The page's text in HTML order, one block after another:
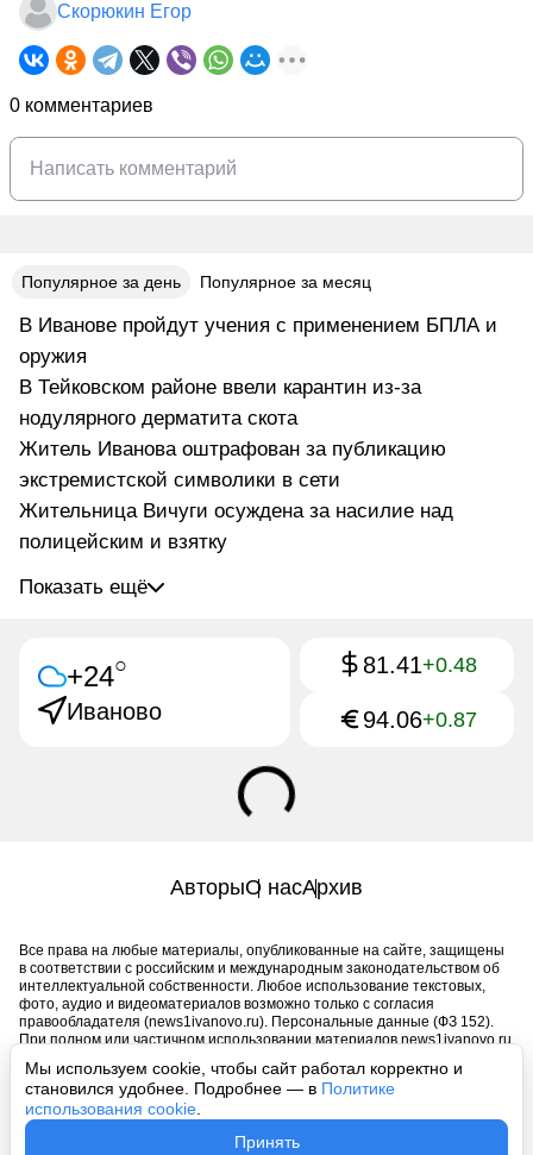
Мы используем cookie, чтобы сайт работал корректно и
становился удобнее. Подробнее — в Политике
использования cookie
Принять
Скорюкин Егор
0 комментариев
Популярное за день Популярное за месяц
В Иванове пройдут учения с применением БПЛА и
оружия
В Тейковском районе ввели карантин из-за
нодулярного дерматита скота
Житель Иванова оштрафован за публикацию
экстремистской символики в сети
Жительница Вичуги осуждена за насилие над
полицейским и взятку
Показать ещё
+24○
Иваново
81.41+0.48
94.06+0.87
АвторыО насАрхив
Все права на любые материалы, опубликованные на сайте, защищены
в соответствии с российским и международным законодательством об
интеллектуальной собственности. Любое использование текстовых,
фото, аудио и видеоматериалов возможно только с согласия
правообладателя (news1ivanovo.ru). Персональные данные (ФЗ 152).
При полном или частичном использовании материалов news1ivanovo.ru
обязательна. Запрещено для детей. Оригинал текста:
https://news1ivanovo.ru/
Пользовательское соглашение